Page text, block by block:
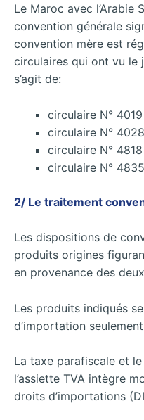
Le Maroc avec l’Arabie
convention générale
convention mère est
circulaires qui ont vu le
s’agit de:
circulaire N°
circulaire N°
circulaire N°
circulaire N°
2/ Le traitement
Les dispositions de
produits origines
en provenance des
Les produits indiqués
d’importation
La taxe parafiscale et
l’assiette TVA intègre
droits d’importations